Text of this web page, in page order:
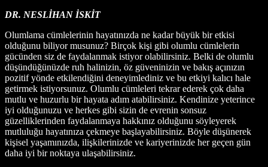
DR. NESLİHAN İSKİT
Olumlama cümlelerinin hayatınızda ne kadar büyük bir etkisi
olduğunu biliyor musunuz? Birçok kişi gibi olumlu cümlelerin
gücünden siz de faydalanmak istiyor olabilirsiniz. Belki de olumlu
düşündüğünüzde ruh halinizin, öz güveninizin ve bakış açınızın
pozitif yönde etkilendiğini deneyimlediniz ve bu etkiyi kalıcı hale
getirmek istiyorsunuz. Olumlu cümleleri tekrar ederek çok daha
mutlu ve huzurlu bir hayata adım atabilirsiniz. Kendinize yeterince
iyi olduğunuzu ve herkes gibi sizin de evrenin sonsuz
güzelliklerinden faydalanmaya hakkınız olduğunu söyleyerek
mutluluğu hayatınıza çekmeye başlayabilirsiniz. Böyle düşünerek
kişisel yaşamınızda, ilişkilerinizde ve kariyerinizde her geçen gün
daha iyi bir noktaya ulaşabilirsiniz.